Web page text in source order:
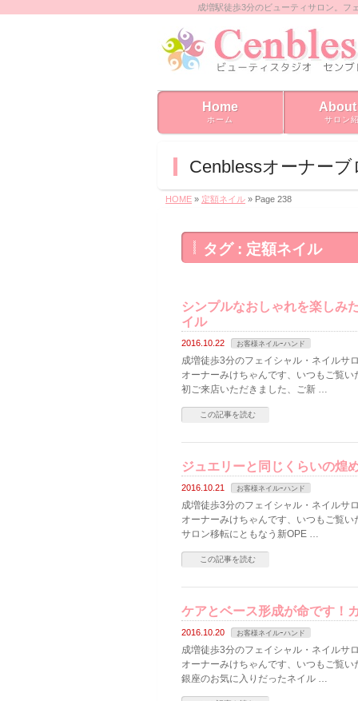
成増駅徒歩3分のビューティサロン。フ
Home
ホーム サロン
Cenblessオーナーブ
HOME » 定額ネイル » Page 238
タグ : 定額ネイル
シンプルなおしゃれを楽しみ
イル
2016.10.22 お客様ネイルｰハンド
成増徒歩3分のフェイシャル・ネイルサ
オーナーみけちゃんです、いつもご覧
初ご来店いただきました、ご新 …
この記事を読む
ジュエリーと同じくらいの煌
2016.10.21 お客様ネイルｰハンド
成増徒歩3分のフェイシャル・ネイルサ
オーナーみけちゃんです、いつもご覧
サロン移転にともなう新OPE …
この記事を読む
ケアとベース形成が命です！
2016.10.20 お客様ネイルｰハンド
成増徒歩3分のフェイシャル・ネイルサ
オーナーみけちゃんです、いつもご覧
銀座のお気に入りだったネイル …